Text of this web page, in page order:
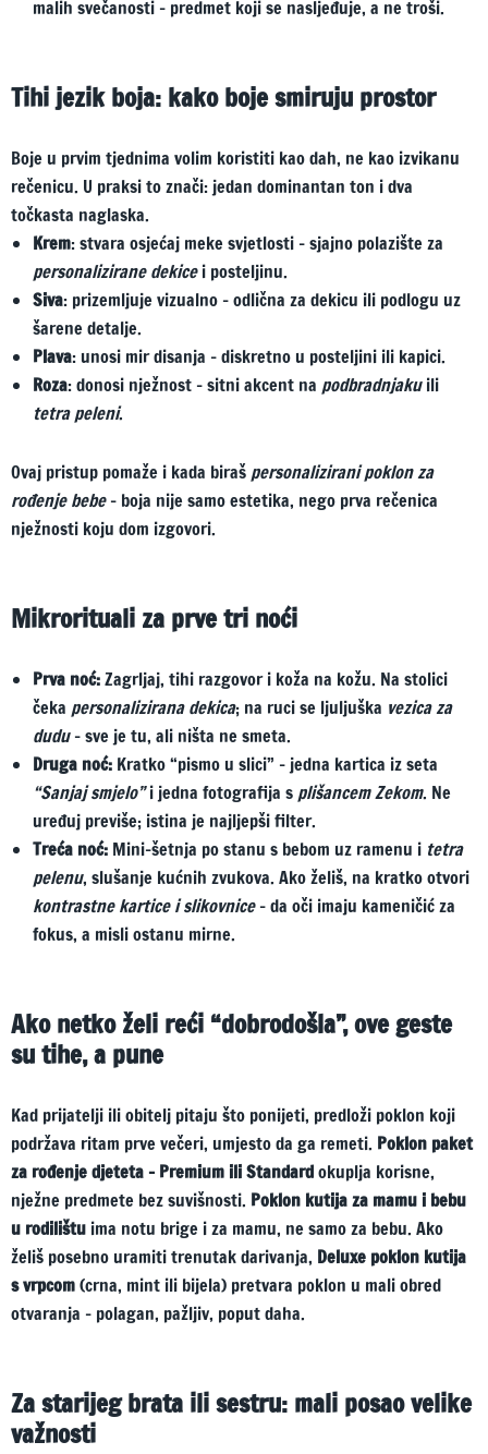
malih svečanosti – predmet koji se nasljeđuje, a ne troši.
Tihi jezik boja: kako boje smiruju prostor
Boje u prvim tjednima volim koristiti kao dah, ne kao izvikanu
rečenicu. U praksi to znači: jedan dominantan ton i dva
točkasta naglaska.
Krem: stvara osjećaj meke svjetlosti – sjajno polazište za
personalizirane dekicei posteljinu.
Siva: prizemljuje vizualno – odlična za dekicu ili podlogu uz
šarene detalje.
Plava: unosi mir disanja – diskretno u posteljini ili kapici.
Roza: donosi nježnost – sitni akcent na podbradnjakuili
tetra peleni.
Ovaj pristup pomaže i kada biraš personalizirani poklon za
rođenje bebe– boja nije samo estetika, nego prva rečenica
nježnosti koju dom izgovori.
Mikrorituali za prve tri noći
Prva noć:Zagrljaj, tihi razgovor i koža na kožu. Na stolici
čeka personalizirana dekica; na ruci se ljuljuška vezica za
dudu– sve je tu, ali ništa ne smeta.
Druga noć: Kratko “pismo u slici” – jedna kartica iz seta
“Sanjaj smjelo”i jedna fotografija s plišancem Zekom. Ne
uređuj previše; istina je najljepši filter.
Treća noć: Mini-šetnja po stanu s bebom uz ramenu i tetra
pelenu, slušanje kućnih zvukova. Ako želiš, na kratko otvori
kontrastne kartice i slikovnice– da oči imaju kameničić za
fokus, a misli ostanu mirne.
Ako netko želi reći “dobrodošla”, ove geste
su tihe, a pune
Kad prijatelji ili obitelj pitaju što ponijeti, predloži poklon koji
podržava ritam prve večeri, umjesto da ga remeti. Poklon paket
za rođenje djeteta – Premium ili Standardokuplja korisne,
nježne predmete bez suvišnosti. Poklon kutija za mamu i bebu
u rodilištu ima notu brige i za mamu, ne samo za bebu. Ako
želiš posebno uramiti trenutak darivanja, Deluxe poklon kutija
s vrpcom(crna, mint ili bijela) pretvara poklon u mali obred
otvaranja – polagan, pažljiv, poput daha.
Za starijeg brata ili sestru: mali posao velike
važnosti